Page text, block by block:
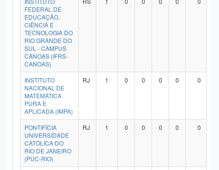
FEDERAL DE
EDUCAÇÃO,
CIÊNCIA E
TECNOLOGIA DO
RIO GRANDE DO
SUL - CAMPUS
CANOAS (IFRS-
CANOAS)
INSTITUTO
NACIONAL DE
MATEMÁTICA
PURA E
APLICADA (IMPA)
RJ 1 0 0 0 0 0
PONTIFÍCIA
UNIVERSIDADE
CATÓLICA DO
RIO DE JANEIRO
(PUC-RIO)
RJ 1 0 0 0 0 0